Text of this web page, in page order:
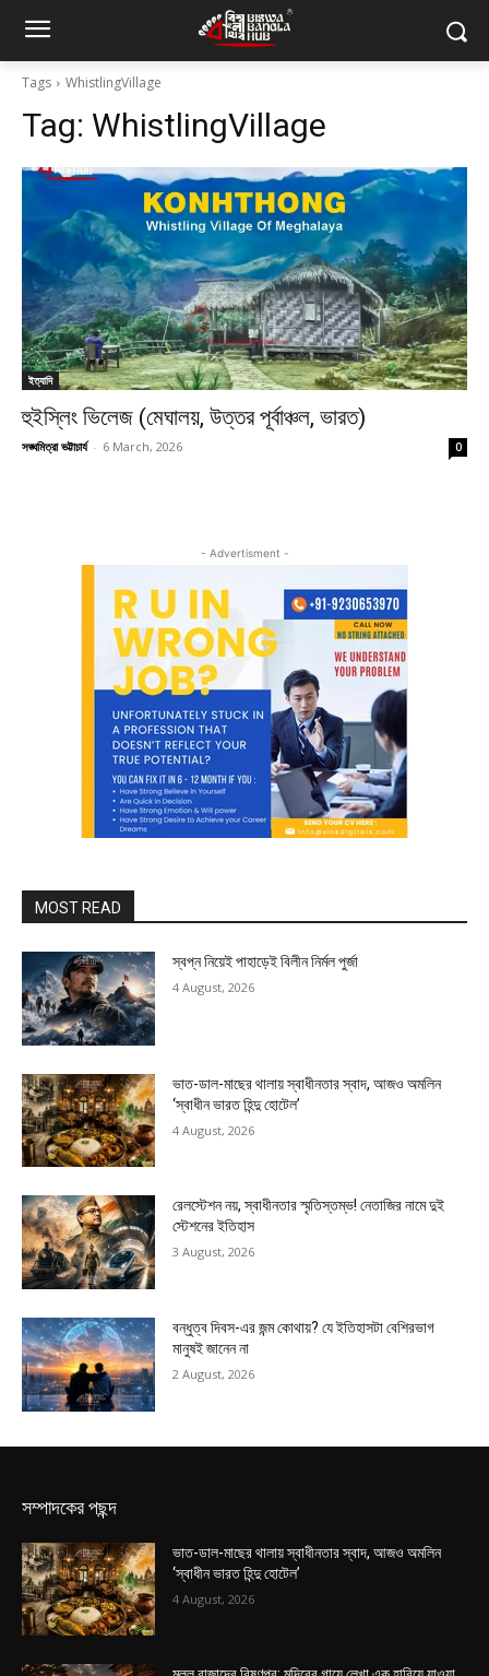
Tags WhistlingVillage
Tag: WhistlingVillage
ইত্যাদি
হুইস্লিং ভিলেজ (মেঘালয়, উত্তর পূর্বাঞ্চল, ভারত)
সঙ্ঘমিত্রা ভট্টাচার্য - 6 March, 2026 0
- Advertisment -
MOST READ
স্বপ্ন নিয়েই পাহাড়েই বিলীন নির্মল পুর্জা
4 August, 2026
ভাত-ডাল-মাছের থালায় স্বাধীনতার স্বাদ, আজও অমলিন
‘স্বাধীন ভারত হিন্দু হোটেল’
4 August, 2026
রেলস্টেশন নয়, স্বাধীনতার স্মৃতিস্তম্ভ! নেতাজির নামে দুই
স্টেশনের ইতিহাস
3 August, 2026
বন্ধুত্ব দিবস-এর জন্ম কোথায়? যে ইতিহাসটা বেশিরভাগ
মানুষই জানেন না
2 August, 2026
সম্পাদকের পছন্দ
ভাত-ডাল-মাছের থালায় স্বাধীনতার স্বাদ, আজও অমলিন
‘স্বাধীন ভারত হিন্দু হোটেল’
4 August, 2026